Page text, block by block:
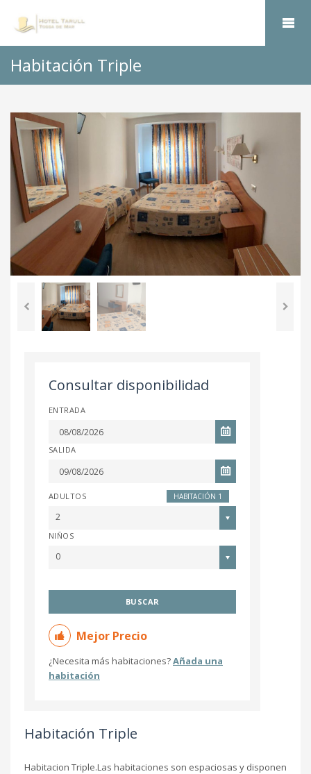
Habitación Triple
Consultar disponibilidad
ENTRADA
SALIDA
HABITACIÓN 1
ADULTOS
2
NIÑOS
0
BUSCAR
Mejor Precio
¿Necesita más habitaciones?Añada una
habitación
Habitación Triple
Habitacion Triple.Las habitaciones son espaciosas y disponen